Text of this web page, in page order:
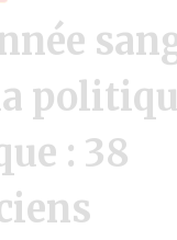
: 38